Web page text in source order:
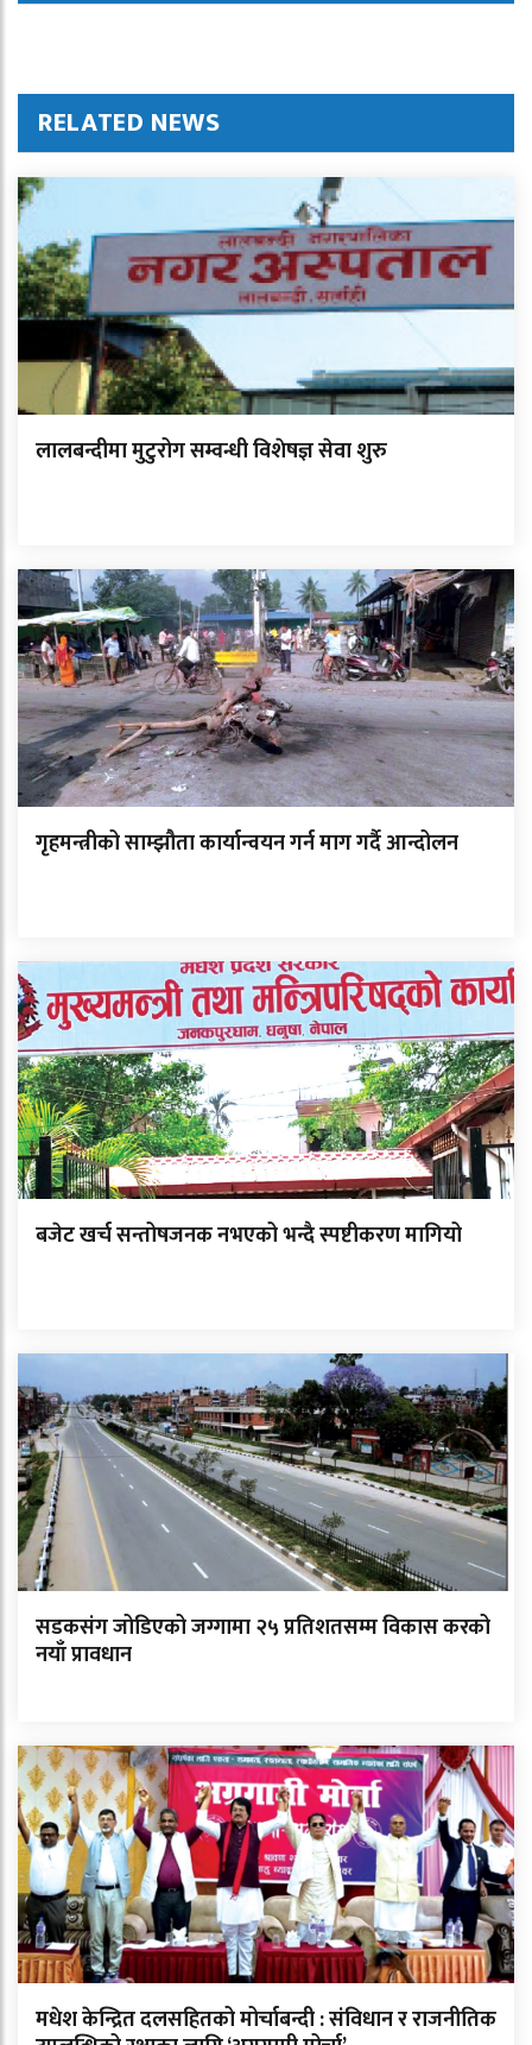
RELATED NEWS
लालबन्दीमा मुटुरोग सम्वन्धी विशेषज्ञ सेवा शुरु
गृहमन्त्रीको साम्झौता कार्यान्वयन गर्न माग गर्दै आन्दोलन
बजेट खर्च सन्तोषजनक नभएको भन्दै स्पष्टीकरण मागियो
सडकसंग जोडिएको जग्गामा २५ प्रतिशतसम्म विकास करको
नयाँ प्रावधान
मधेश केन्द्रित दलसहितको मोर्चाबन्दी : संविधान र राजनीतिक